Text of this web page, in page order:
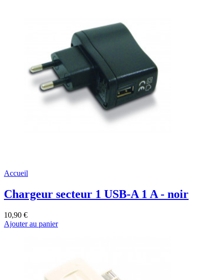
Accueil
Chargeur secteur 1 USB-A 1 A - noir
10,90 €
Ajouter au panier